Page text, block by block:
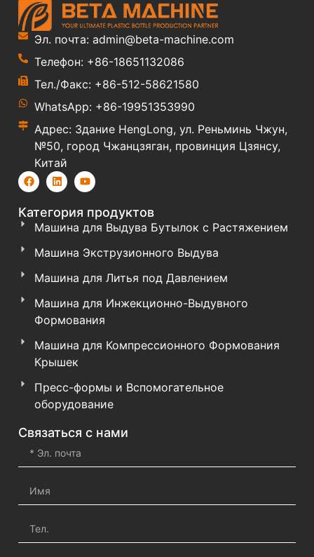
Эл. почта: admin@beta-machine.com
Телефон: +86-18651132086
Тел./Факс: +86-512-58621580
WhatsApp: +86-19951353990
Адрес: Здание HengLong, ул. Реньминь Чжун,
№50, город Чжанцзяган, провинция Цзянсу,
Китай
Категория продуктов
Машина для Выдува Бутылок с Растяжением
Машина Экструзионного Выдува
Машина для Литья под Давлением
Машина для Инжекционно-Выдувного
Формования
Машина для Компрессионного Формования
Крышек
Пресс-формы и Вспомогательное
оборудование
Связаться с нами